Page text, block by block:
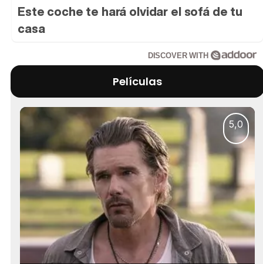
Este coche te hará olvidar el sofá de tu
casa
DISCOVER WITH
Películas
5,0